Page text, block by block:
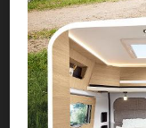
d'occasion